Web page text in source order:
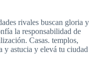
rivales buscan gloria y
la responsabilidad de
Casas. templos,
y astucia y elevá tu ciudad